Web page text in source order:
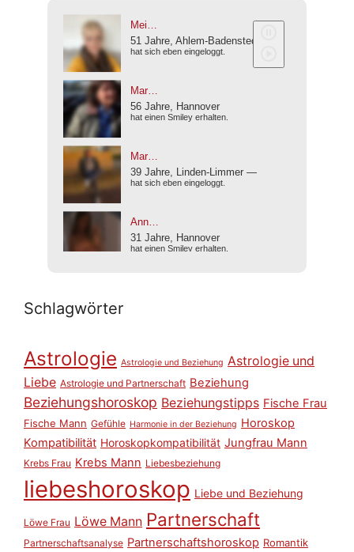
Schlagwörter
Astrologie Astrologie und Beziehung Astrologie und
Liebe Astrologie und Partnerschaft Beziehung
Beziehungshoroskop Beziehungstipps Fische Frau
Fische Mann Gefühle Harmonie in der Beziehung Horoskop
Kompatibilität Horoskopkompatibilität Jungfrau Mann
Krebs Frau Krebs Mann Liebesbeziehung
liebeshoroskop Liebe und Beziehung
Löwe Frau Löwe Mann Partnerschaft
Partnerschaftsanalyse Partnerschaftshoroskop Romantik